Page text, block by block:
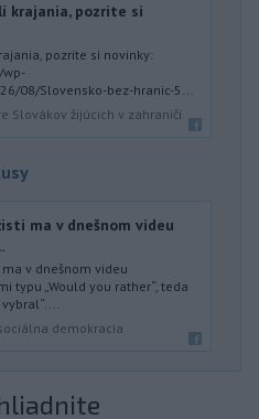
krajania, pozrite si
pozrite si novinky:
wp-
08/Slovensko-bez-hranic-5...
Slovákov žijúcich v zahraničí
ma v dnešnom videu
v dnešnom videu
typu „Would you rather“, teda
sociálna demokracia